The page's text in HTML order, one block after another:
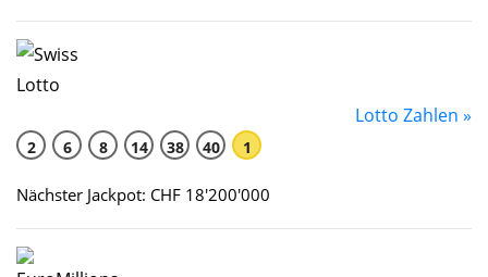
Lotto Zahlen »
2 6 8 14 38 40 1
Nächster Jackpot: CHF 18'200'000